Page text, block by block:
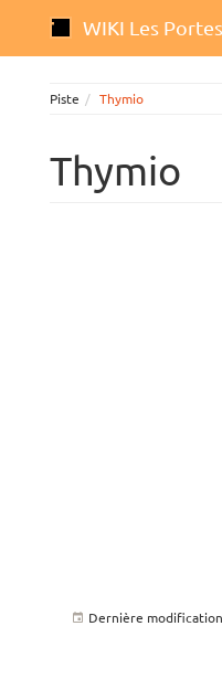
WIKI Les
Piste Thymio
Thymio
Dernière